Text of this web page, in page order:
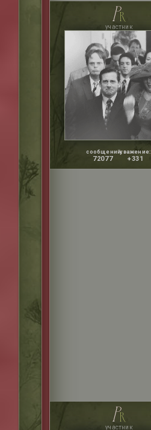
pr
участник
сообщений:
72077
уважение:
+331
pr
участник